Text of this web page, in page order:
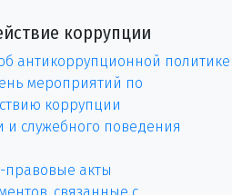
коррупции
антикоррупционной политике
мероприятий по
коррупции
и служебного поведения
правовые акты